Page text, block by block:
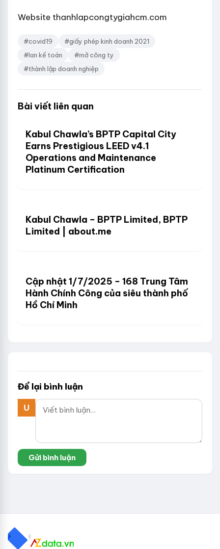
Website thanhlapcongtygiahcm.com
#covid19
#giấy phép kinh doanh 2021
#lan kế toán
#mở công ty
#thành lập doanh nghiệp
Bài viết liên quan
Kabul Chawla’s BPTP Capital City
Earns Prestigious LEED v4.1
Operations and Maintenance
Platinum Certification
Kabul Chawla – BPTP Limited, BPTP
Limited | about.me
Cập nhật 1/7/2025 – 168 Trung Tâm
Hành Chính Công của siêu thành phố
Hồ Chí Minh
Để lại bình luận